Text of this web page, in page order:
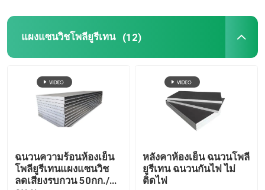
แผงแซนวิชโพลียูรีเทน (12)
ฉนวนความร้อนห้องเย็น
โพลียูรีเทนแผงแซนวิช
ลดเสียงรบกวน 50กก./
หลังคาห้องเย็น ฉนวนโพลี
ยูรีเทน ฉนวนกันไฟ ไม่
ติดไฟ